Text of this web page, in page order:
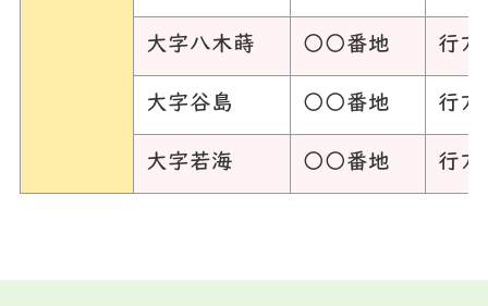
大字八木蒔 ○○番地 行方
大字谷島 ○○番地 行方
大字若海 ○○番地 行方